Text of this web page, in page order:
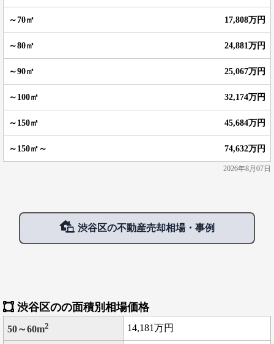
17,808万円
24,881万円
25,067万円
32,174万円
45,684万円
74,632万円
2026年8月07日
渋谷区の不動産売却相場・事例
渋谷区のの面積別相場価格
50～60m2 14,181万円